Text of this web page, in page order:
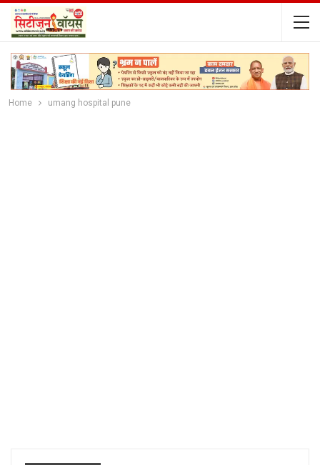
Home umang hospital pune